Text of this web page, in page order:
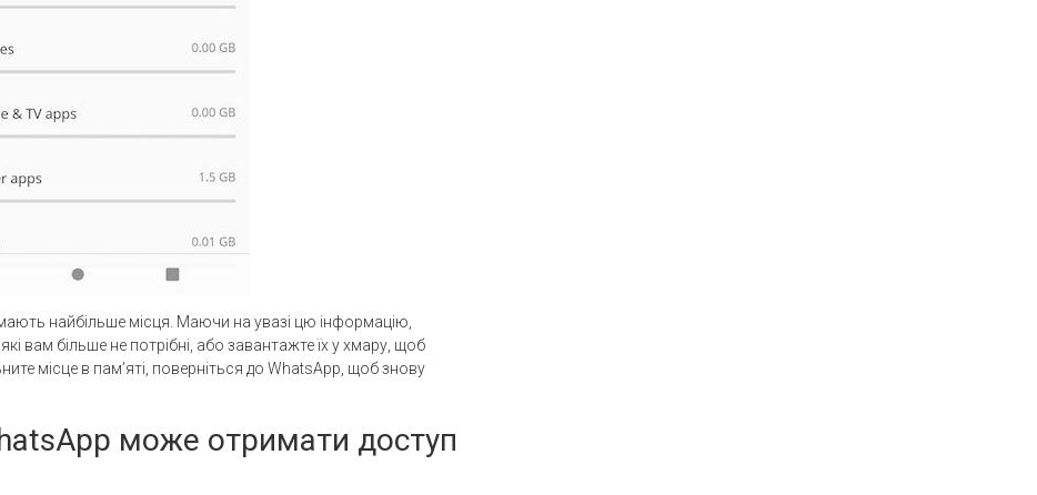
найбільше місця. Маючи на увазі цю інформацію,
вам більше не потрібні, або завантажте їх у хмару, щоб
місце в пам’яті, поверніться до WhatsApp, щоб знову
може отримати доступ